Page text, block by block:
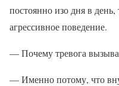
постоянно изо дня в
агрессивное поведение.
— Почему тревога
— Именно потому, что